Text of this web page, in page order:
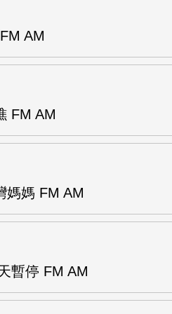
AM
FM AM
媽媽 FM AM
暫停 FM AM